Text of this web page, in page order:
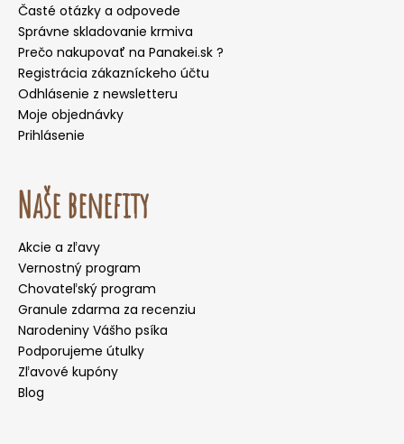
Časté otázky a odpovede
Správne skladovanie krmiva
Prečo nakupovať na Panakei.sk ?
Registrácia zákazníckeho účtu
Odhlásenie z newsletteru
Moje objednávky
Prihlásenie
Naše benefity
Akcie a zľavy
Vernostný program
Chovateľský program
Granule zdarma za recenziu
Narodeniny Vášho psíka
Podporujeme útulky
Zľavové kupóny
Blog